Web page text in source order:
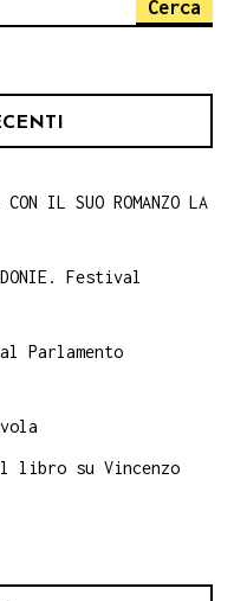
IL SUO ROMANZO LA
Festival
Parlamento
libro su Vincenzo